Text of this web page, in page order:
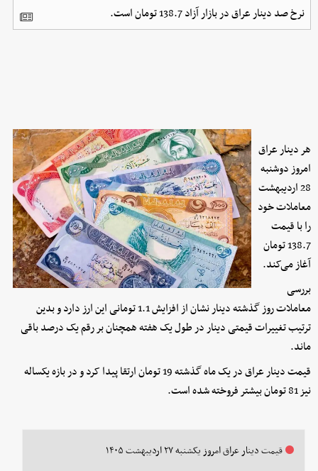
نرخ صد دینار عراق در بازار آزاد 138.7 تومان است.
هر دینار عراق
امروز دوشنبه
28 اردیبهشت
معاملات خود
را با قیمت
138.7 تومان
آغاز می‌کند.
بررسی
معاملات روز گذشته دینار نشان از افزایش 1.1 تومانی این ارز دارد و بدین
ترتیب تغییرات قیمتی دینار در طول یک هفته همچنان بر رقم یک درصد باقی
ماند.
قیمت دینار عراق در یک ماه گذشته 19 تومان ارتقا پیدا کرد و در بازه یکساله
نیز 81 تومان بیشتر فروخته شده است.
قیمت دینار عراق امروز یکشنبه ۲۷ اردیبهشت ۱۴۰۵